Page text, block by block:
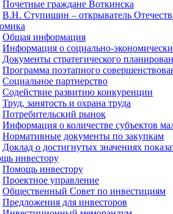
Почетные граждане Воткинска
В.Н. Ступишин – открыватель
Общая информация
Информация о социально-
Документы стратегического
Программа поэтапного
Социальное партнерство
Содействие развитию конкуренции
Труд, занятость и охрана труда
Потребительский рынок
Информация о количестве субъектов
Нормативные документы по закупкам
Доклад о достигнутых значениях
инвестору
Помощь инвестору
Проектное управление
Общественный Совет по инвестициям
Предложения для инвесторов